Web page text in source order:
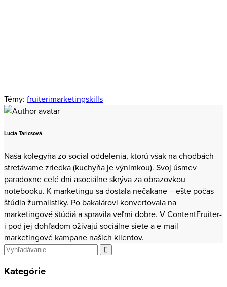
Témy: fruiterimarketingskills
Lucia Taricsová
Naša kolegyňa zo social oddelenia, ktorú však na chodbách
stretávame zriedka (kuchyňa je výnimkou). Svoj úsmev
paradoxne celé dni asociálne skrýva za obrazovkou
notebooku. K marketingu sa dostala nečakane – ešte počas
štúdia žurnalistiky. Po bakalárovi konvertovala na
marketingové štúdiá a spravila veľmi dobre. V ContentFruiter-
i pod jej dohľadom ožívajú sociálne siete a e-mail
marketingové kampane našich klientov.
Search
Kategórie